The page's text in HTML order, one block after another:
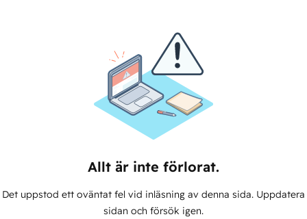
Allt är inte förlorat.
Det uppstod ett oväntat fel vid inläsning av denna sida. Uppdatera
sidan och försök igen.